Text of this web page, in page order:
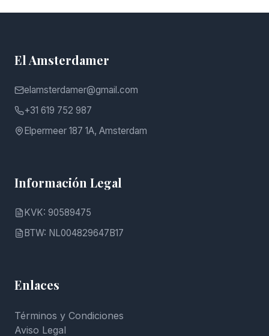
El Amsterdamer
elamsterdamer@gmail.com
+31 619 752 987
Elpermeer 187 1A, Amsterdam
Información Legal
KVK: 90589475
BTW: NL004829647B17
Enlaces
Términos y Condiciones
Aviso Legal